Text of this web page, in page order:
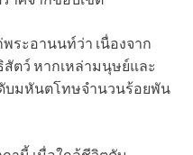
ระอานนท์ว่า เนื่องจาก
ตว์ หากเหล่ามนุษย์และ
บมหันตโทษจำนวนร้อยพัน